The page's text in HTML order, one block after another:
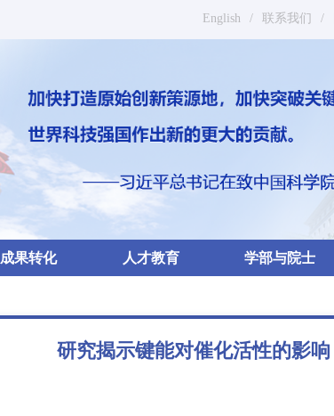
English / 联系我们 /
成果转化 人才教育 学部与院士
研究揭示键能对催化活性的影响